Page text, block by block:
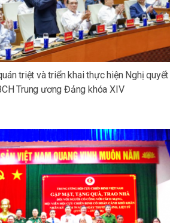
triệt và triển khai thực hiện Nghị quyết
Trung ương Đảng khóa XIV